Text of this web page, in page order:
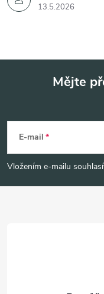
13.5.2026
p
a
Mějte
E-mail
Vložením e-mailu